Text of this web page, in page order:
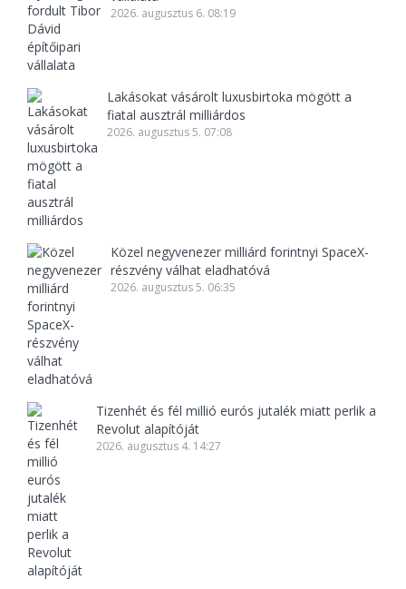
2026. augusztus 6. 08:19
Lakásokat vásárolt luxusbirtoka mögött a
fiatal ausztrál milliárdos
2026. augusztus 5. 07:08
Közel negyvenezer milliárd forintnyi SpaceX-
részvény válhat eladhatóvá
2026. augusztus 5. 06:35
Tizenhét és fél millió eurós jutalék miatt perlik a
Revolut alapítóját
2026. augusztus 4. 14:27